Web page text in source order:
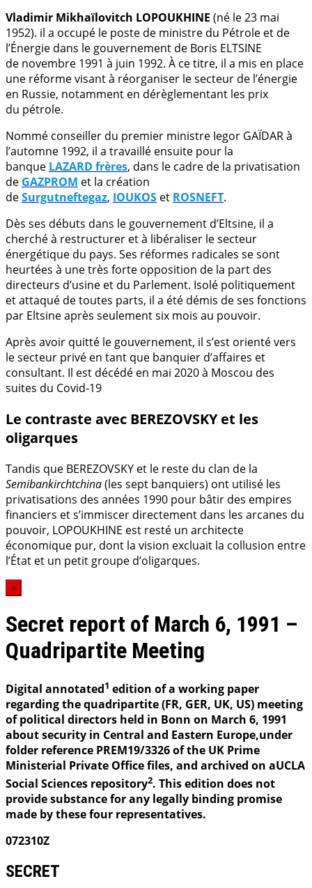
Vladimir Mikhaïlovitch LOPOUKHINE (né le 23 mai
1952). il a occupé le poste de ministre du Pétrole et de
l’Énergie dans le gouvernement de Boris ELTSINE
de novembre 1991 à juin 1992. À ce titre, il a mis en place
une réforme visant à réorganiser le secteur de l’énergie
en Russie, notamment en dérèglementant les prix
du pétrole.
Nommé conseiller du premier ministre Iegor GAÏDAR à
l’automne 1992, il a travaillé ensuite pour la
banque LAZARD frères, dans le cadre de la privatisation
de GAZPROM et la création
deSurgutneftegaz, IOUKOS et ROSNEFT.
Dès ses débuts dans le gouvernement d’Eltsine, il a
cherché à restructurer et à libéraliser le secteur
énergétique du pays. Ses réformes radicales se sont
heurtées à une très forte opposition de la part des
directeurs d’usine et du Parlement. Isolé politiquement
et attaqué de toutes parts, il a été démis de ses fonctions
par Eltsine après seulement six mois au pouvoir.
Après avoir quitté le gouvernement, il s’est orienté vers
le secteur privé en tant que banquier d’affaires et
consultant. Il est décédé en mai 2020 à Moscou des
suites du Covid-19
Le contraste avec BEREZOVSKY et les
oligarques
Tandis que BEREZOVSKY et le reste du clan de la
Semibankirchtchina(les sept banquiers) ont utilisé les
privatisations des années 1990 pour bâtir des empires
financiers et s’immiscer directement dans les arcanes du
pouvoir, LOPOUKHINE est resté un architecte
économique pur, dont la vision excluait la collusion entre
l’État et un petit groupe d’oligarques.
×
Secret report of March 6, 1991 –
Quadripartite Meeting
Digital annotated1 edition of a working paper
regarding the quadripartite (FR, GER, UK, US) meeting
of political directors held in Bonn on March 6, 1991
about security in Central and Eastern Europe,under
folder reference PREM19/3326 of the UK Prime
Ministerial Private Office files, and archived on aUCLA
Social Sciences repository2. This edition does not
provide substance for any legally binding promise
made by these four representatives.
072310Z
SECRET